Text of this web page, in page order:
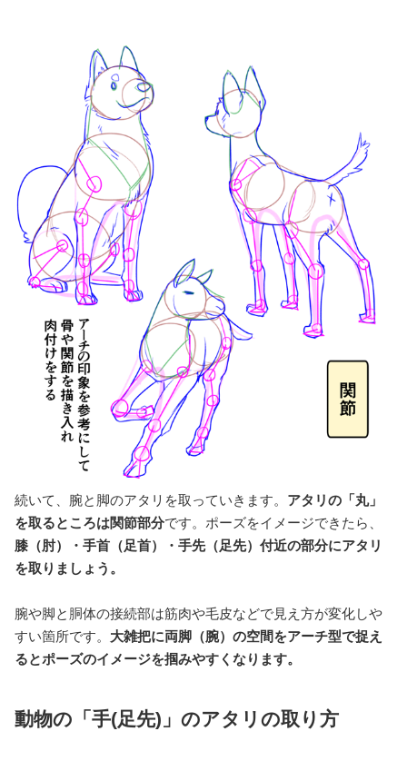
続いて、腕と脚のアタリを取っていきます。 アタリの「丸」
を取るところは関節部分です。ポーズをイメージできたら、
膝（肘）・手首（足首）・手先（足先）付近の部分にアタリ
を取りましょう。
腕や脚と胴体の接続部は筋肉や毛皮などで見え方が変化しや
すい箇所です。 大雑把に両脚（腕）の空間をアーチ型で捉え
るとポーズのイメージを掴みやすくなります。
動物の「手(足先)」のアタリの取り方